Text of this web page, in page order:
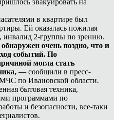
в квартире был
Ей оказалась пожилая
2-группы по зрению.
очень поздно, что и
событий. По
могла стать
—сообщили в пресс-
по Ивановской области.
бытовая техника,
программами по
и безопасности, все-таки